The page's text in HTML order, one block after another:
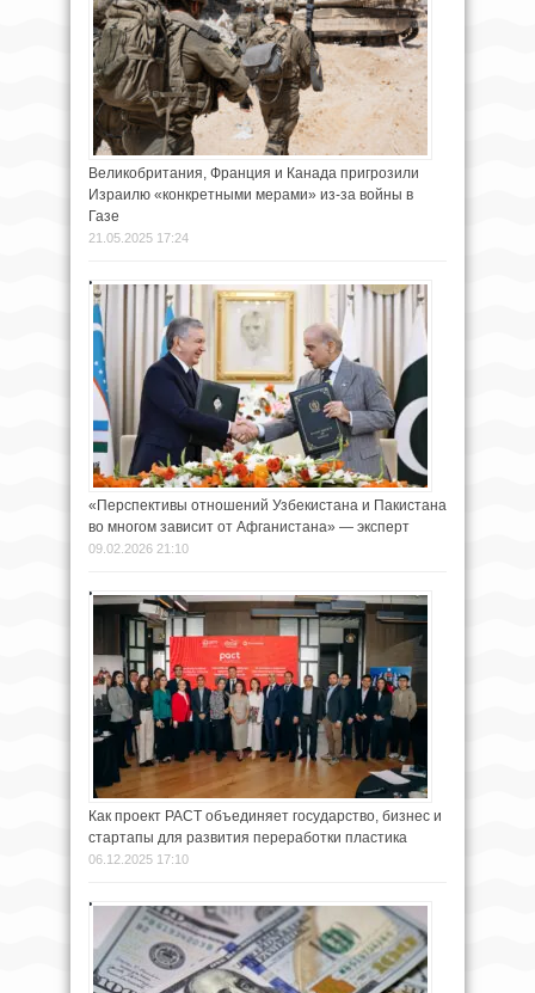
Великобритания, Франция и Канада пригрозили
Израилю «конкретными мерами» из-за войны в
Газе
21.05.2025 17:24
«Перспективы отношений Узбекистана и Пакистана
во многом зависит от Афганистана» — эксперт
09.02.2026 21:10
Как проект PACT объединяет государство, бизнес и
стартапы для развития переработки пластика
06.12.2025 17:10